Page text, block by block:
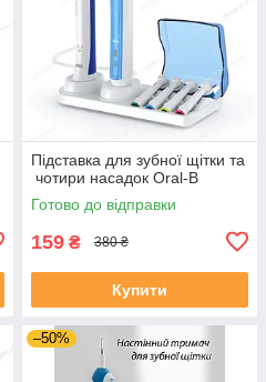
Підставка для зубної щітки та
чотири насадок Oral-B
Готово до відправки
159 ₴ 380 ₴
Купити
–50%